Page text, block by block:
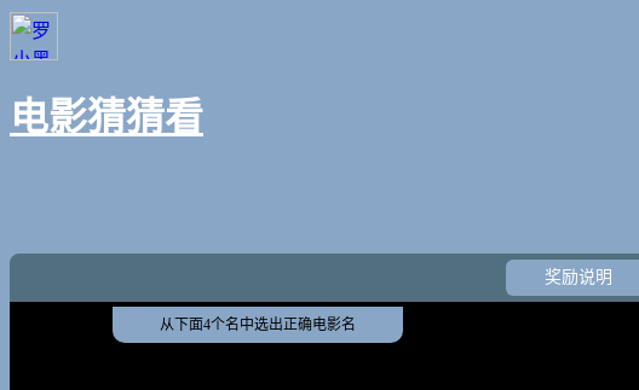
电影猜猜看
从下面4个名中选出正确电影名
奖励说明